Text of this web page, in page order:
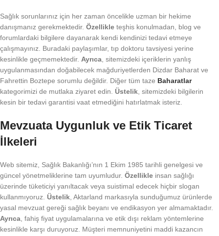
Sağlık sorunlarınız için her zaman öncelikle uzman bir hekime
danışmanız gerekmektedir. Özellikle teşhis konulmadan, blog ve
forumlardaki bilgilere dayanarak kendi kendinizi tedavi etmeye
çalışmayınız. Buradaki paylaşımlar, tıp doktoru tavsiyesi yerine
kesinlikle geçmemektedir. Ayrıca , sitemizdeki içeriklerin yanlış
uygulanmasından doğabilecek mağduriyetlerden Dizdar Baharat ve
Fahrettin Boztepe sorumlu değildir. Diğer tüm taze Baharatlar
kategorimizi de mutlaka ziyaret edin. Üstelik , sitemizdeki bilgilerin
kesin bir tedavi garantisi vaat etmediğini hatırlatmak isteriz.
Mevzuata Uygunluk ve Etik Ticaret
İlkeleri
Web sitemiz, Sağlık Bakanlığı’nın 1 Ekim 1985 tarihli genelgesi ve
güncel yönetmeliklerine tam uyumludur. Özellikle insan sağlığı
üzerinde tüketiciyi yanıltacak veya suistimal edecek hiçbir slogan
kullanmıyoruz. Üstelik , Aktarland markasıyla sunduğumuz ürünlerde
yasal mevzuat gereği sağlık beyanı ve endikasyon yer almamaktadır.
Ayrıca , fahiş fiyat uygulamalarına ve etik dışı reklam yöntemlerine
kesinlikle karşı duruyoruz. Müşteri memnuniyetini maddi kazancın